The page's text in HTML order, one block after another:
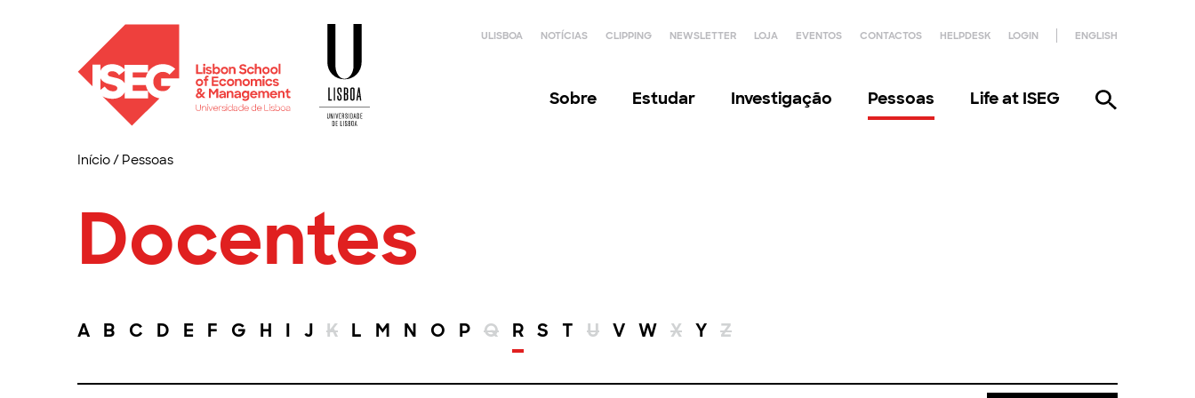
ULISBOA NOTÍCIAS CLIPPING NEWSLETTER LOJA EVENTOS CONTACTOS HELPDESK LOGIN ENGLISH
Sobre Estudar Investigação Pessoas Life at ISEG
Início/ Pessoas
Docentes
A B C D E F G H I J K L M N O P Q R S T U V W X Y Z